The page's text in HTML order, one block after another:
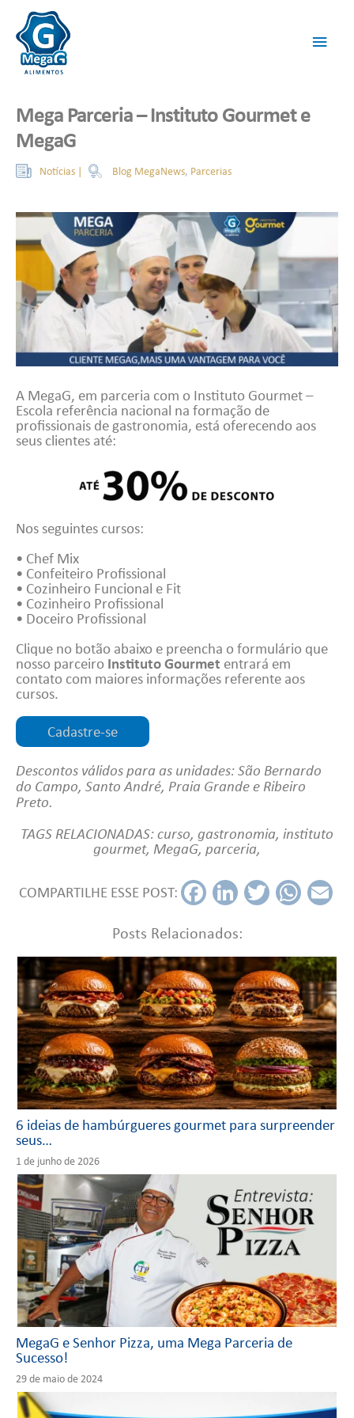
Mega Parceria – Instituto Gourmet e
MegaG
Blog MegaNews, Parcerias
A MegaG, em parceria com o Instituto Gourmet –
Escola referência nacional na formação de
profissionais de gastronomia, está oferecendo aos
seus clientes até:
Nos seguintes cursos:
• Chef Mix
• Confeiteiro Profissional
• Cozinheiro Funcional e Fit
• Cozinheiro Profissional
• Doceiro Profissional
Clique no botão abaixo e preencha o formulário que
nosso parceiro Instituto Gourmet entrará em
contato com maiores informações referente aos
cursos.
Cadastre-se
Descontos válidos para as unidades: São Bernardo
do Campo, Santo André, Praia Grande e Ribeiro
Preto.
TAGS RELACIONADAS:curso, gastronomia, instituto
gourmet, MegaG, parceria,
COMPARTILHE ESSE POST:
Fac
ok
Link
n
Twit Wh Em
Posts Relacionados:
6 ideias de hambúrgueres gourmet para surpreender
seus…
1 de junho de 2026
MegaG e Senhor Pizza, uma Mega Parceria de
Sucesso!
29 de maio de 2024